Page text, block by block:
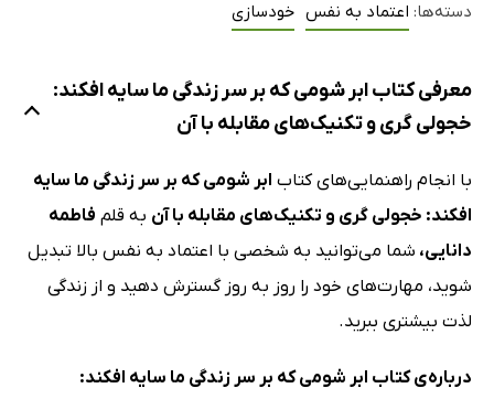
دسته‌ها: اعتماد به نفس خودسازی
معرفی کتاب ابر شومی که بر سر زندگی ما سایه افکند:
خجولی گری و تکنیک‌های مقابله با آن
با انجام راهنمایی‌های کتاب ابر شومی که بر سر زندگی ما سایه
افکند: خجولی گری و تکنیک‌های مقابله با آن به قلم فاطمه
دانایی، شما می‌توانید به شخصی با اعتماد ‌به ‌نفس بالا تبدیل
شوید، مهارت‌های خود را روز به روز گسترش دهید و از زندگی
لذت بیشتری ببرید.
درباره‌ی کتاب ابر شومی که بر سر زندگی ما سایه افکند: